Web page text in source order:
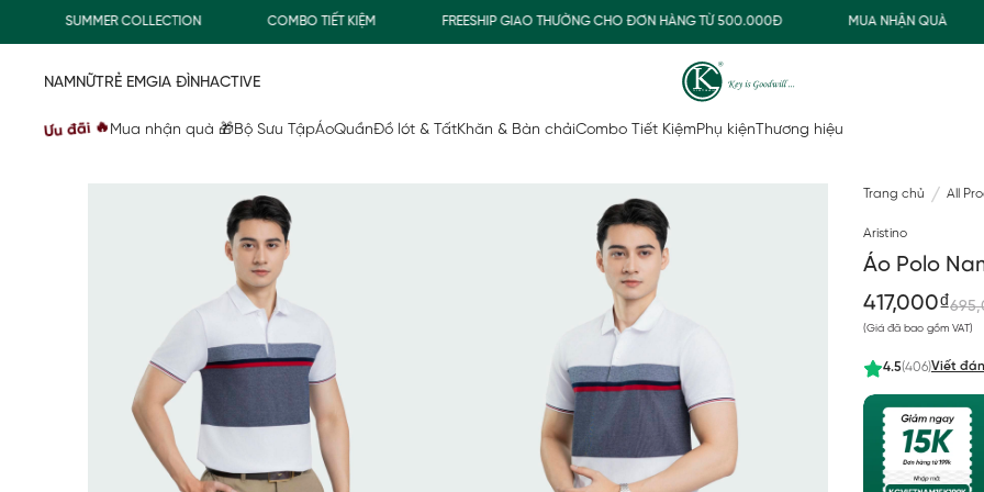
SUMMER COLLECTION COMBO TIẾT KIỆM FREESHIP GIAO THƯỜNG CHO ĐƠN HÀNG TỪ 500.000Đ MUA NHẬN QUÀ
NAMNỮTRẺ EMGIA ĐÌNHACTIVE
Ưu đãi 🔥 Mua nhận quà 🎁Bộ Sưu TậpÁoQuầnĐồ lót & TấtKhăn & Bàn chảiCombo Tiết KiệmPhụ kiện Thương hiệu
Trang chủ All
Aristino
Áo Polo
417,000₫
(Giá đã bao gồm VAT)
4.5(406)Viết